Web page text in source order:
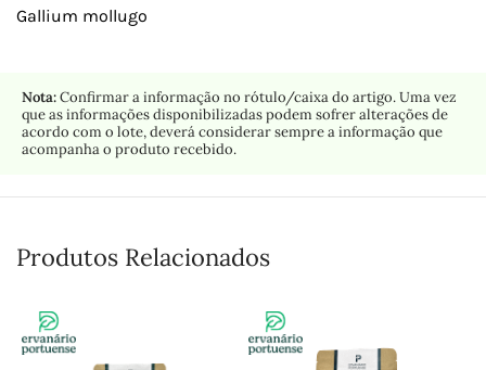
Gallium mollugo
Nota:Confirmar a informação no rótulo/caixa do artigo. Uma vez
que as informações disponibilizadas podem sofrer alterações de
acordo com o lote, deverá considerar sempre a informação que
acompanha o produto recebido.
Produtos Relacionados